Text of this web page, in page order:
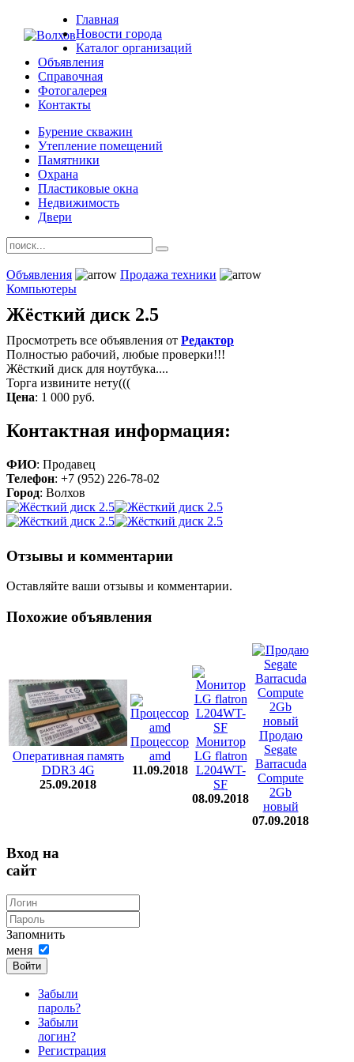
Главная
Новости города
Каталог организаций
Объявления
Справочная
Фотогалерея
Контакты
Бурение скважин
Утепление помещений
Памятники
Охрана
Пластиковые окна
Недвижимость
Двери
Объявления
Продажа техники
Компьютеры
Жёсткий диск 2.5
Просмотреть все объявления от Редактор
Полностью рабочий, любые проверки!!!
Жёсткий диск для ноутбука....
Торга извините нету(((
Цена: 1 000 руб.
Контактная информация:
ФИО: Продавец
Телефон: +7 (952) 226-78-02
Город: Волхов
Отзывы и комментарии
Оставляйте ваши отзывы и комментарии.
Похожие объявления
Оперативная память
DDR3 4G
25.09.2018
Процессор
amd
11.09.2018
Монитор
LG flatron
L204WT-
SF
08.09.2018
Продаю
Segate
Barracuda
Compute
2Gb
новый
07.09.2018
Вход на
сайт
Запомнить
меня
Войти
Забыли
пароль?
Забыли
логин?
Регистрация